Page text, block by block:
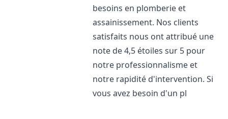
besoins en plomberie et
assainissement. Nos clients
satisfaits nous ont attribué une
note de 4,5 étoiles sur 5 pour
notre professionnalisme et
notre rapidité d'intervention. Si
vous avez besoin d'un pl